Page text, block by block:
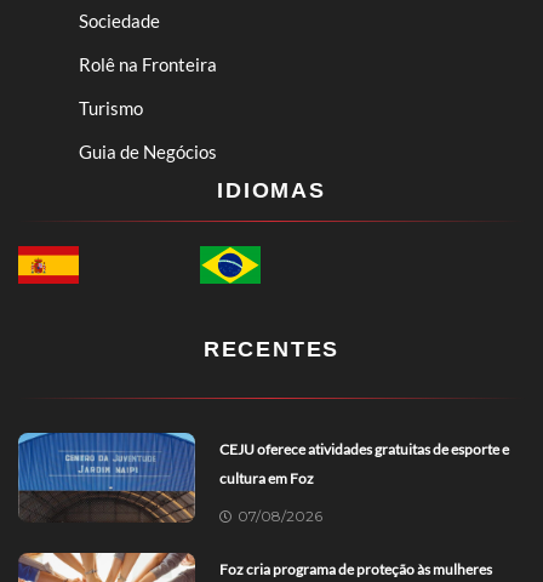
Sociedade
Rolê na Fronteira
Turismo
Guia de Negócios
IDIOMAS
RECENTES
CEJU oferece atividades gratuitas de esporte e
cultura em Foz
07/08/2026
Foz cria programa de proteção às mulheres